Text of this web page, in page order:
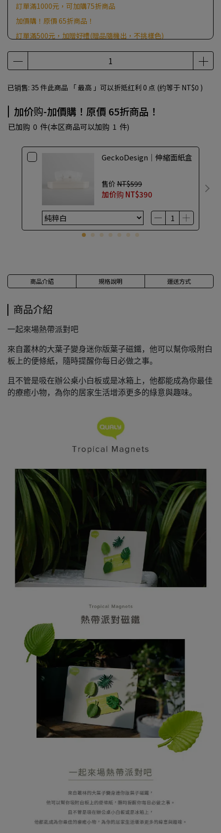
訂單滿1000元，可加購75折商品
加價購！原價 65折商品！
訂單滿500元，加贈好禮(贈品隨機出，不挑樣色)
已销售: 35 件此商品 「 最高 」可以折抵红利 0 点 (约等于 NT$0 )
加价购-加價購！原價 65折商品！
已加购 0 件(本区商品可以加购 1 件)
GeckoDesign｜伸縮面紙盒
售价 NT$599
加价购 NT$390
商品介紹 規格說明 運送方式
商品介紹
一起來場熱帶派對吧
來自叢林的大葉子變身迷你版葉子磁鐵，他可以幫你吸附白
板上的便條紙，隨時提醒你每日必做之事。
且不管是吸在辦公桌小白板或是冰箱上，他都能成為你最佳
的療癒小物，為你的居家生活增添更多的綠意與趣味。